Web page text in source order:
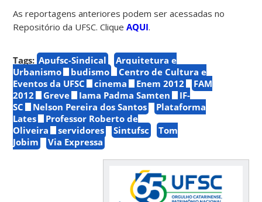
As reportagens anteriores podem ser acessadas no
Repositório da UFSC. CliqueAQUI.
Tags: Apufsc-Sindical
Arquitetura e
Urbanismo
budismo
Centro de Cultura e
Eventos da UFSC
cinema Enem 2012
FAM
2012
Greve Iama Padma Samten
IF-
SC
Nelson Pereira dos Santos
Plataforma
Lates
Professor Roberto de
Oliveira
servidores Sintufsc
Tom
Jobim
Via Expressa